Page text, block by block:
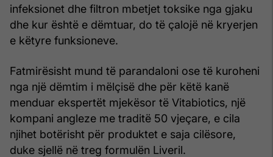
infeksionet dhe filtron mbetjet toksike nga gjaku
dhe kur është e dëmtuar, do të çalojë në kryerjen
e këtyre funksioneve.
Fatmirësisht mund të parandaloni ose të kuroheni
nga një dëmtim i mëlçisë dhe për këtë kanë
menduar ekspertët mjekësor të Vitabiotics, një
kompani angleze me traditë 50 vjeçare, e cila
njihet botërisht për produktet e saja cilësore,
duke sjellë në treg formulën Liveril.